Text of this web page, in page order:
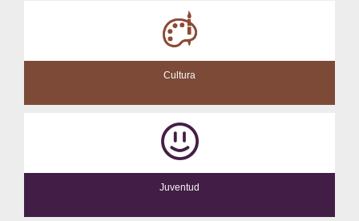
Cultura
Juventud